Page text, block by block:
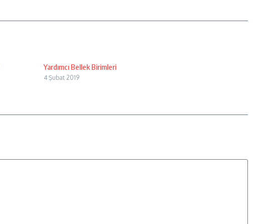
Yardımcı Bellek Birimleri
4 Şubat 2019